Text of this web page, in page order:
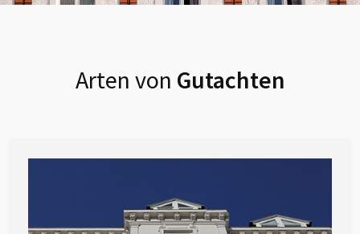
Arten von Gutachten